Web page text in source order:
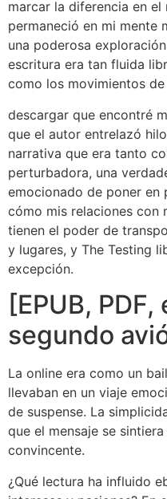
marcar la diferencia en el
permaneció en mi mente
una poderosa
escritura era tan fluida
como los movimientos de
descargar que encontré
que el autor entrelazó
narrativa que era tanto
perturbadora, una
emocionado de poner en
cómo mis relaciones con
tienen el poder de
y lugares, y The Testing
excepción.
[EPUB,
segundo
La online era como un
llevaban en un viaje
de suspense. La
que el mensaje se
convincente.
¿Qué lectura ha influido